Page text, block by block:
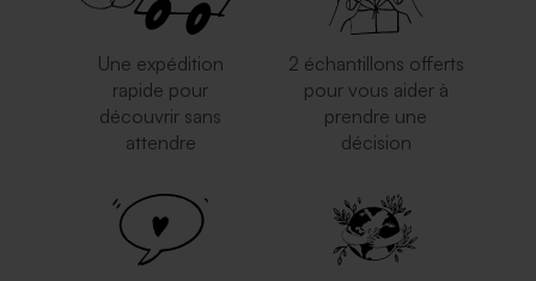
Une expédition
rapide pour
découvrir sans
attendre
2 échantillons offerts
pour vous aider à
prendre une
décision